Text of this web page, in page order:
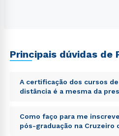
Principais dúvidas de
A certificação dos cursos
distância é a mesma da
Sed ut perspiciatis unde
voluptatem accusantium
totam rem aperiam, eaque
Como faço para me
pós-graduação na Cruzeiro